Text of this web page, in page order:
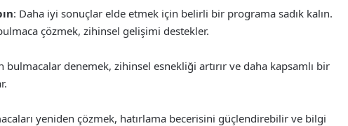
: Daha iyi sonuçlar elde etmek için belirli bir programa sadık kalın.
çözmek, zihinsel gelişimi destekler.
bulmacalar denemek, zihinsel esnekliği artırır ve daha kapsamlı bir
yeniden çözmek, hatırlama becerisini güçlendirebilir ve bilgi